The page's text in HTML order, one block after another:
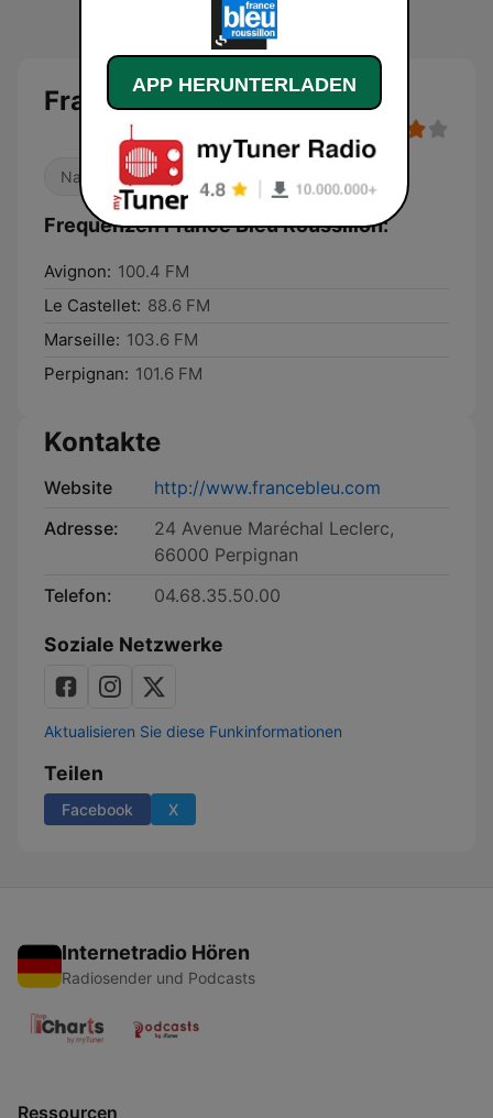
France Bleu Roussillon
Nachrichten Talkradio Lokalradio
Frequenzen France Bleu Roussillon:
Avignon: 100.4 FM
Le Castellet: 88.6 FM
Marseille: 103.6 FM
Perpignan: 101.6 FM
Kontakte
Website
http://www.francebleu.com
Adresse:
24 Avenue Maréchal Leclerc,
66000 Perpignan
Telefon:
04.68.35.50.00
Soziale Netzwerke
Aktualisieren Sie diese Funkinformationen
Teilen
Facebook X
Internetradio Hören
Radiosender und Podcasts
Ressourcen
APP HERUNTERLADEN